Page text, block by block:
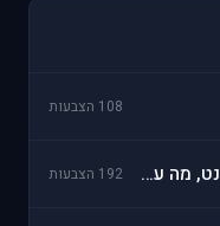
108 הצבעות
HOT מול בזק ספק ותשתית אינטרנט, מה עדיף? 192 הצבעות